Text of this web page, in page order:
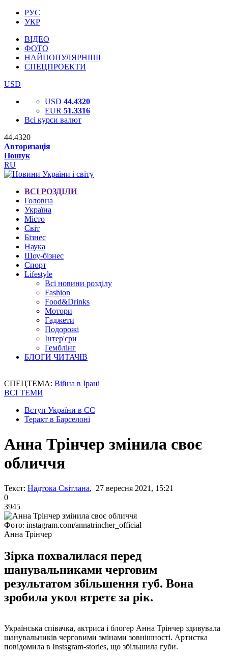
РУС
УКР
ВІДЕО
ФОТО
НАЙПОПУЛЯРНІШІ
СПЕЦПРОЕКТИ
USD
USD 44.4320
EUR 51.3316
Всі курси валют
44.4320
Авторизація
Пошук
RU
ВСІ РОЗДІЛИ
Головна
Україна
Місто
Світ
Бізнес
Наука
Шоу-бізнес
Спорт
Lifestyle
Всі новини розділу
Fashion
Food&Drinks
Мотори
Гаджети
Подорожі
Інтер'єри
Гемблінг
БЛОГИ ЧИТАЧІВ
СПЕЦТЕМА: Війна в Ірані
ВСІ ТЕМИ
Вступ України в ЄС
Теракт в Барселоні
Анна Трінчер змінила своє
обличчя
Текст: Надтока Світлана, 27 вересня 2021, 15:21
0
3945
Фото: instagram.com/annatrincher_official
Анна Трінчер
Зірка похвалилася перед
шанувальниками черговим
результатом збільшення губ. Вона
зробила укол втретє за рік.
Українська співачка, актриса і блогер Анна Трінчер здивувала
шанувальників черговими змінами зовнішності. Артистка
повідомила в Instsgram-stories, що збільшила губи.